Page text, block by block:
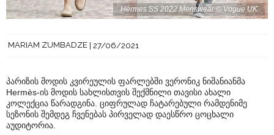
Hermes SS 2022 Menswear © Vogue UK
MARIAM ZUMBADZE 27/06/2021
პარიზის მოდის კვირეულის ფარლებში ვერონიკ ნიშანიანმა
Hermès-ის მოდის სახლისთვის შექმნილი თავისი ახალი
კოლექცია წარადგინა. ციფრულად ჩატარებული რამდენიმე
სეზონის შემდეგ ჩვენებას პირველად დაესწრო ცოცხალი
აუდიტორია.